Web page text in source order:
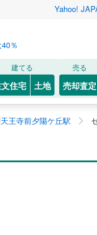
Yahoo!
％
建てる
住宅 土地
売る
売却査定
王寺前夕陽ケ丘駅